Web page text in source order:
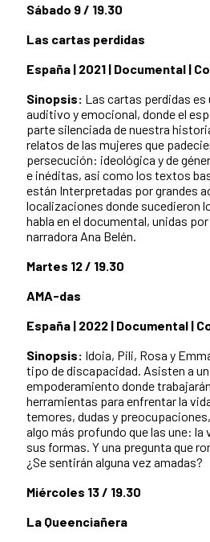
Sábado 9 / 19.30
Las cartas perdidas
España | 2021 | Documental |
Sinopsis: Las cartas perdidas es
auditivo y emocional, donde el
parte silenciada de nuestra
relatos de las mujeres que
persecución: ideológica y de
e inéditas, asi como los textos
están Interpretadas por grandes
localizaciones donde sucedieron
habla en el documental, unidas
narradora Ana Belén.
Martes 12 / 19.30
AMA-das
España | 2022 | Documental |
Sinopsis: Idoia, Pili, Rosa y
tipo de discapacidad. Asisten a
empoderamiento donde
herramientas para enfrentar la
temores, dudas y
algo más profundo que las une: la
sus formas. Y una pregunta que
¿Se sentirán alguna vez amadas?
Miércoles 13 / 19.30
La Queenciañera